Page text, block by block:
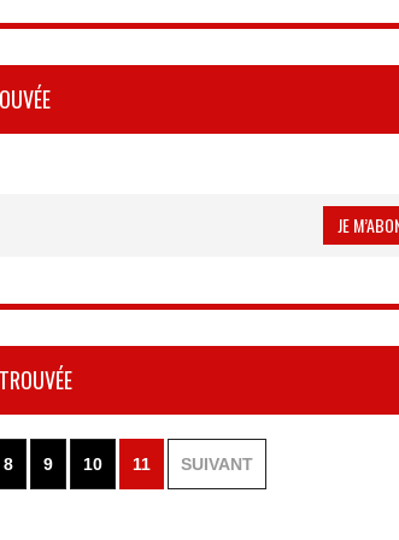
JE
8 9 10 11 SUIVANT